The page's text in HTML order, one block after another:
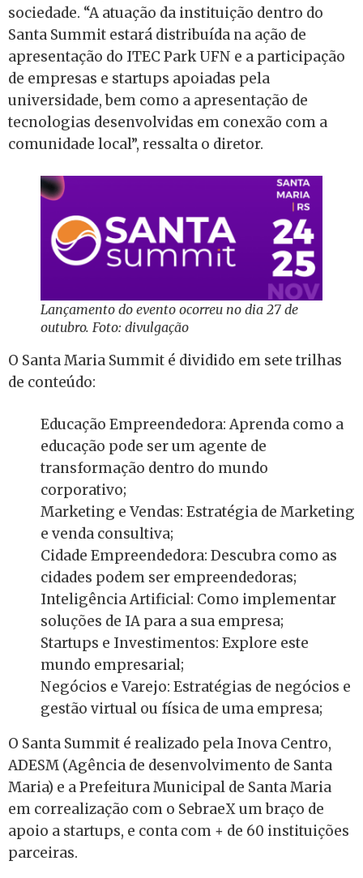
sociedade. “A atuação da instituição dentro do
Santa Summit estará distribuída na ação de
apresentação do ITEC Park UFN e a participação
de empresas e startups apoiadas pela
universidade, bem como a apresentação de
tecnologias desenvolvidas em conexão com a
comunidade local”, ressalta o diretor.
Lançamento do evento ocorreu no dia 27 de
outubro. Foto: divulgação
O Santa Maria Summit é dividido em sete trilhas
de conteúdo:
Educação Empreendedora: Aprenda como a
educação pode ser um agente de
transformação dentro do mundo
corporativo;
Marketing e Vendas: Estratégia de Marketing
e venda consultiva;
Cidade Empreendedora: Descubra como as
cidades podem ser empreendedoras;
Inteligência Artificial: Como implementar
soluções de IA para a sua empresa;
Startups e Investimentos: Explore este
mundo empresarial;
Negócios e Varejo: Estratégias de negócios e
gestão virtual ou física de uma empresa;
O Santa Summit é realizado pela Inova Centro,
ADESM (Agência de desenvolvimento de Santa
Maria) e a Prefeitura Municipal de Santa Maria
em correalização com o SebraeX um braço de
apoio a startups, e conta com + de 60 instituições
parceiras.